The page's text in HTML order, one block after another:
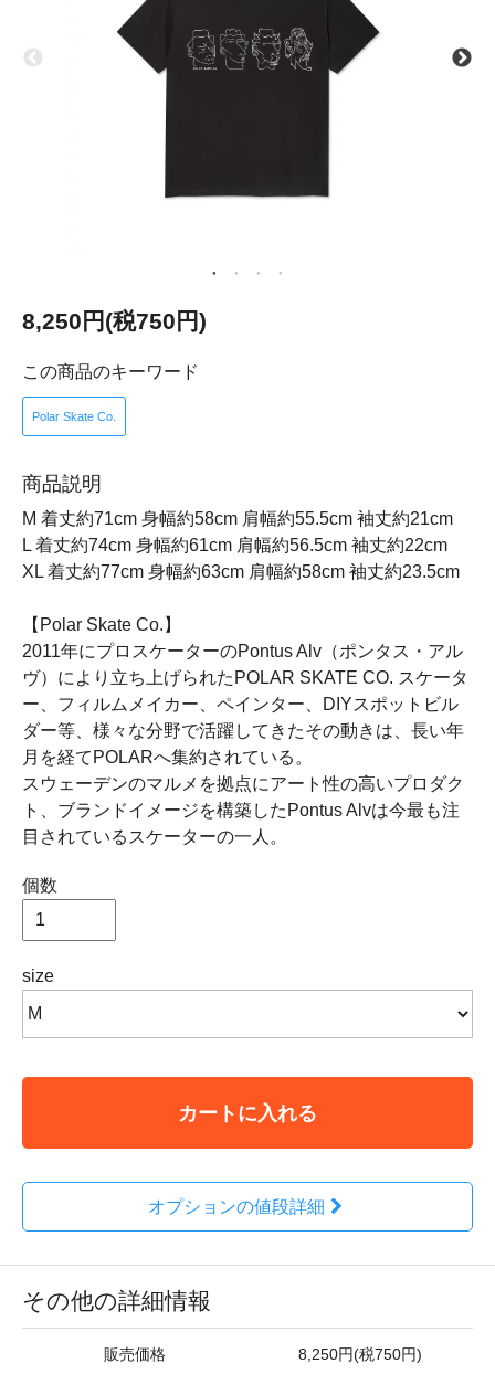
8,250円(税750円)
この商品のキーワード
Polar Skate Co.
商品説明
M 着丈約71cm 身幅約58cm 肩幅約55.5cm 袖丈約21cm
L 着丈約74cm 身幅約61cm 肩幅約56.5cm 袖丈約22cm
XL 着丈約77cm 身幅約63cm 肩幅約58cm 袖丈約23.5cm
【Polar Skate Co.】
2011年にプロスケーターのPontus Alv（ポンタス・アル
ヴ）により立ち上げられたPOLAR SKATE CO. スケータ
ー、フィルムメイカー、ペインター、DIYスポットビル
ダー等、様々な分野で活躍してきたその動きは、長い年
月を経てPOLARへ集約されている。
スウェーデンのマルメを拠点にアート性の高いプロダク
ト、ブランドイメージを構築したPontus Alvは今最も注
目されているスケーターの一人。
個数
size
カートに入れる
オプションの値段詳細
その他の詳細情報
販売価格 8,250円(税750円)